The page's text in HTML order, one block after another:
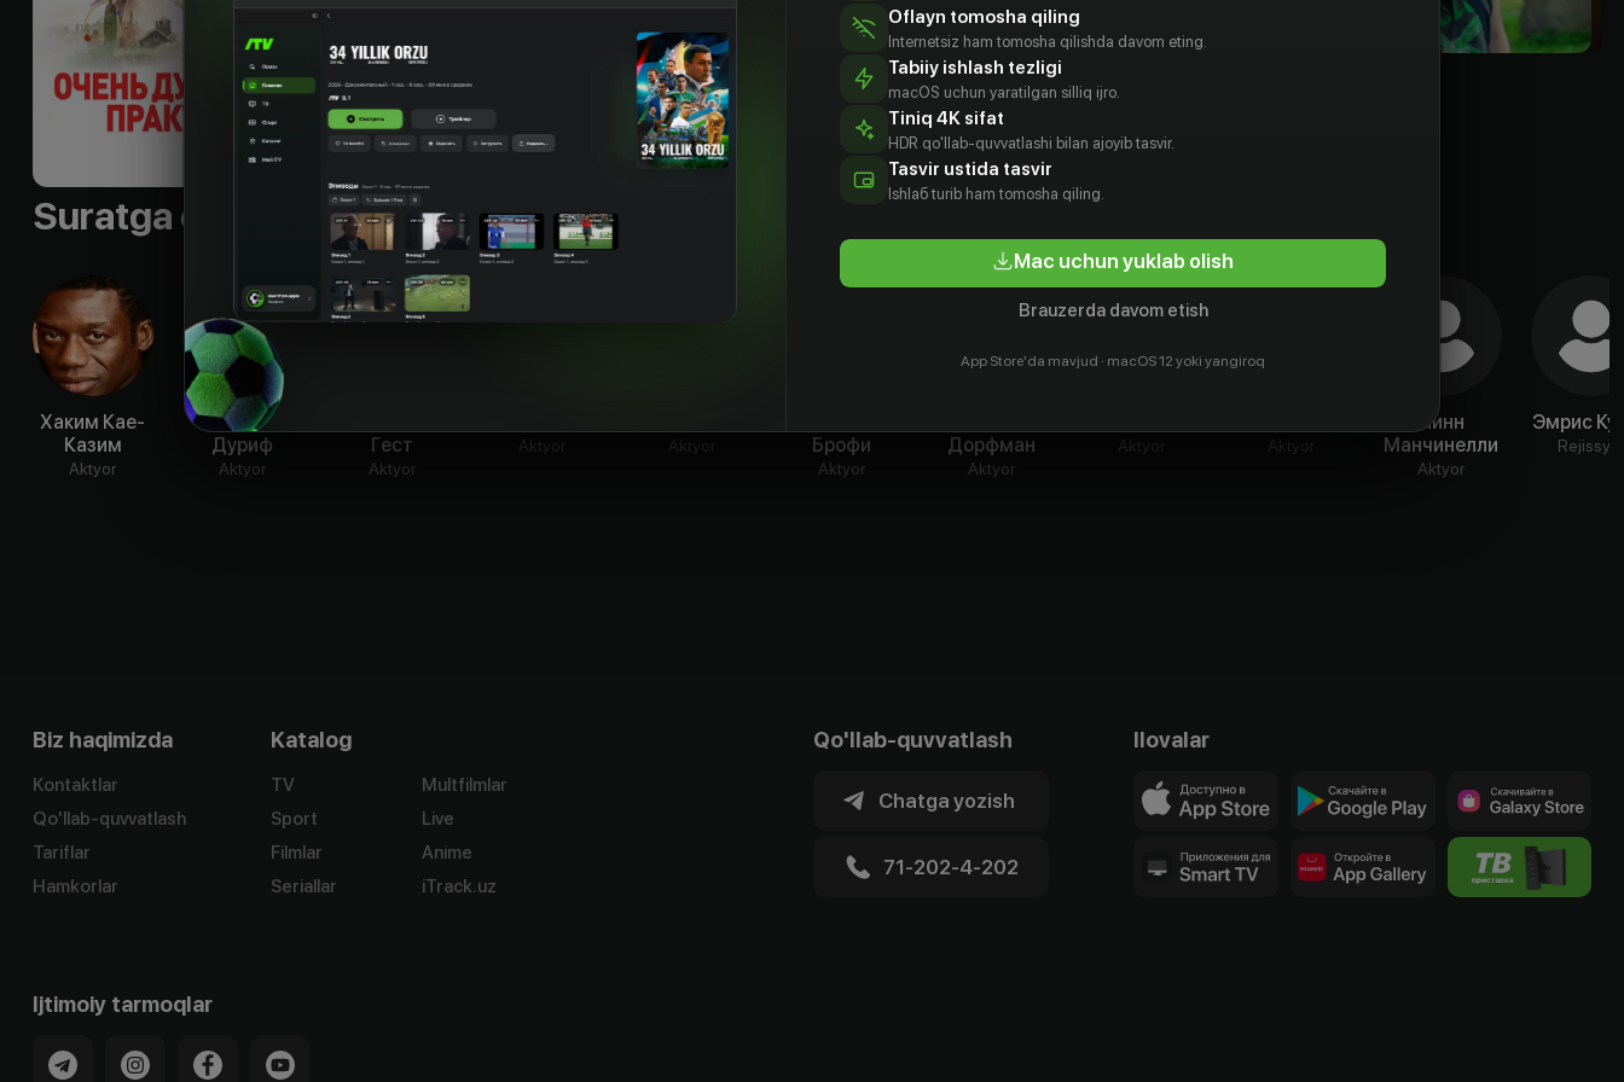
её ждёт череда неожиданных открытий.
Til:
rus, eng
Sifati: HD
Suratga olish guruhi
Хаким Кае-
Казим
Aktyor
Фиона
Дуриф
Aktyor
Гест
Aktyor
Aktyor Aktyor
Брофи
Aktyor
Дорфман
Aktyor
Aktyor Aktyor
Линн
Манчинелли
Aktyor
Эмрис
Rejissyor
Biz haqimizda
Kontaktlar
Qo'llab-quvvatlash
Tariflar
Hamkorlar
Katalog
TV
Sport
Filmlar
Seriallar
Multfilmlar
Live
Anime
iTrack.uz
Qo'llab-quvvatlash
Chatga yozish
71-202-4-202
Ilovalar
Ijtimoiy tarmoqlar
Oflayn tomosha qiling
Internetsiz ham tomosha qilishda davom eting.
Tabiiy ishlash tezligi
macOS uchun yaratilgan silliq ijro.
Tiniq 4K sifat
HDR qo'llab-quvvatlashi bilan ajoyib tasvir.
Tasvir ustida tasvir
Ishlаб turib ham tomosha qiling.
Mac uchun yuklab olish
Brauzerda davom etish
App Store'da mavjud · macOS 12 yoki yangiroq